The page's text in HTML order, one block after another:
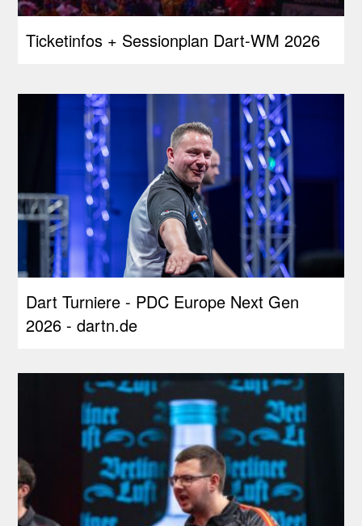
Ticketinfos + Sessionplan Dart-WM 2026
Dart Turniere - PDC Europe Next Gen
2026 - dartn.de